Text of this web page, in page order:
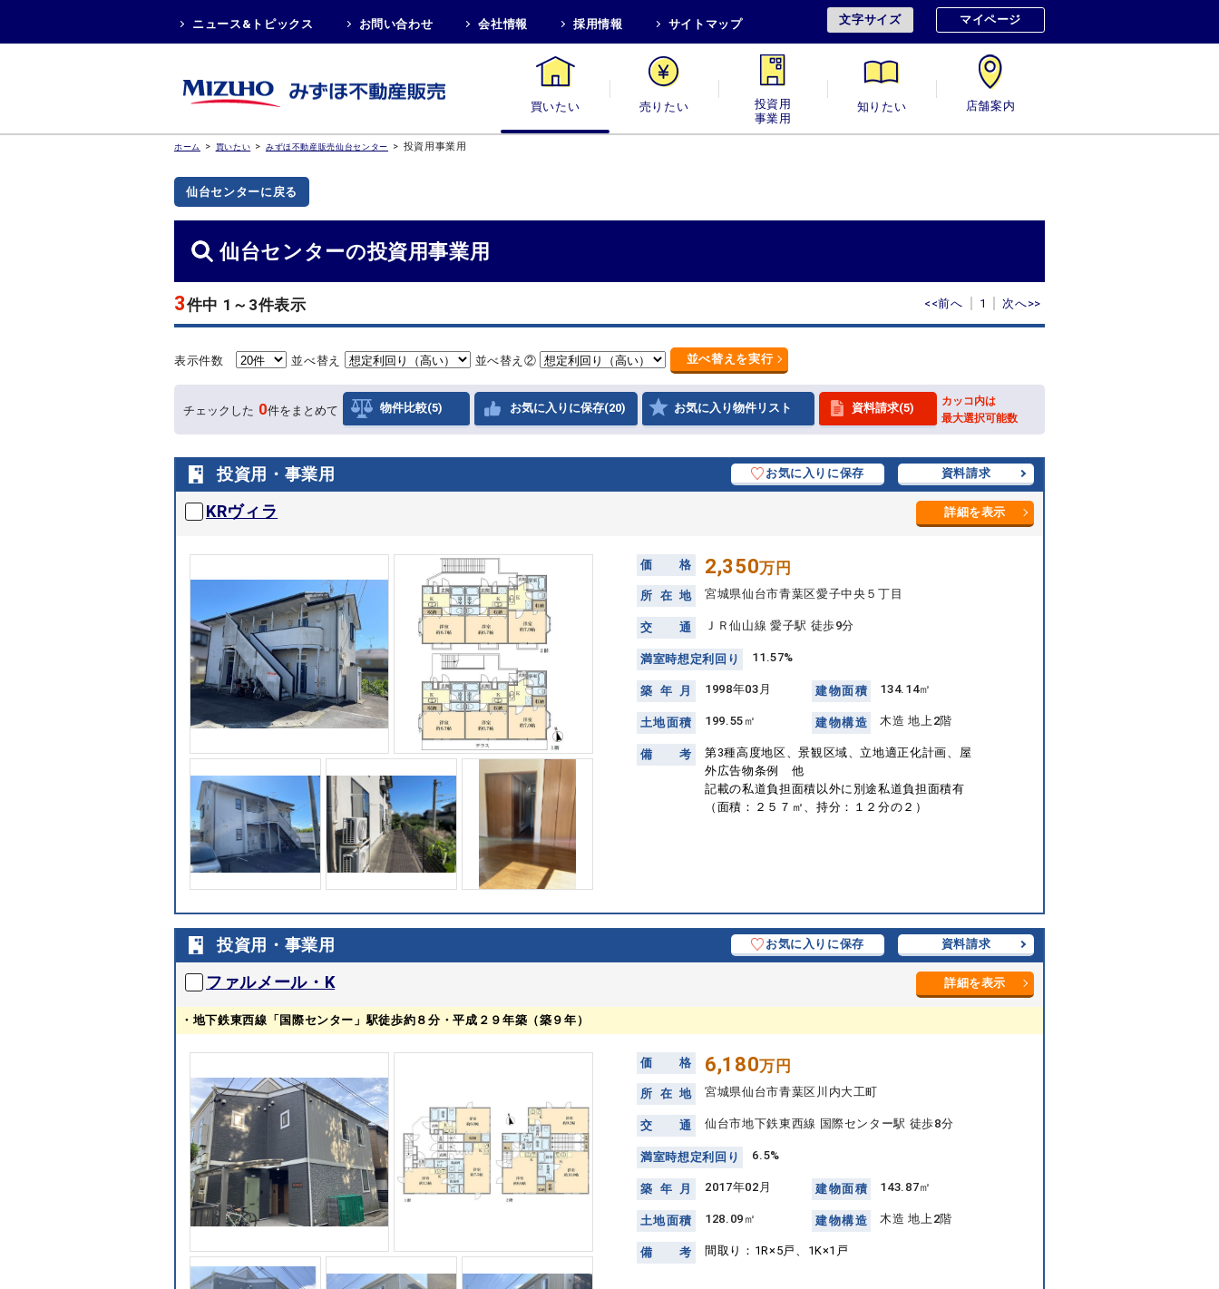
ニュース&トピックス お問い合わせ 会社情報 採用情報 サイトマップ 文字サイズ マイページ
買いたい 売りたい 投資用・事業用 知りたい 店舗案内
ホーム > 買いたい > みずほ不動産販売仙台センター > 投資用事業用
仙台センターに戻る
仙台センターの投資用事業用
3件中 1～3件表示 <<前へ 1 次へ>>
表示件数 並べ替え 並べ替え② 並べ替え を実行
チェックした 0件をまとめて 物件比較(5) お気に入りに保存(20) お気に入り物件リスト 資料請求(5)
カッコ内は
最大選択可能数
投資用・事業用 お気に入りに保存 資料請求
KRヴィラ 詳細を表示
価 格 2,350万円
所 在 地 宮城県仙台市青葉区愛子中央５丁目
交 通 ＪＲ仙山線 愛子駅 徒歩9分
満室時想定利 回 り 11.57%
築 年 月 1998年03月 建物面積 134.14㎡
土地面積 199.55㎡ 建物構造 木造 地上2階
備 考
第3種高度地区、景観区域、立地適正化計画、屋
外広告物条例 他
記載の私道負担面積以外に別途私道負担面積有
（面積：２５７㎡、持分：１２分の２）
投資用・事業用 お気に入りに保存 資料請求
ファルメール・K 詳細を表示
・地下鉄東西線「国際センター」駅徒歩約８分・平成２９年築（築９年）
価 格 6,180万円
所 在 地 宮城県仙台市青葉区川内大工町
交 通 仙台市地下鉄東西線 国際センター駅 徒歩8分
満室時想定利 回 り 6.5%
築 年 月 2017年02月 建物面積 143.87㎡
土地面積 128.09㎡ 建物構造 木造 地上2階
備 考 間取り：1R×5戸、1K×1戸